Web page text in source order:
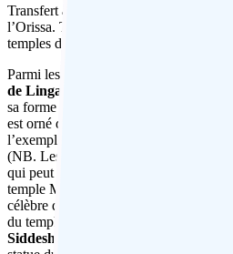
Transfert à l’aéroport et vol pour
l’Orissa. Transfert à l’hôtel. Déjeuner.
temples de la ville, dont nous
Parmi les plus beaux temples de
de Lingaraj
sa forme
est orné de belles sculptures sculptées
l’exemple le plus marquant de
(NB. Les non-hindous ne sont pas
qui peut être observé depuis une
temple Mukteshwar, datant d’environ
célèbre de l’architecture classique de
du temple est remarquable. A proximité
Siddeshwar
, construit dans le style